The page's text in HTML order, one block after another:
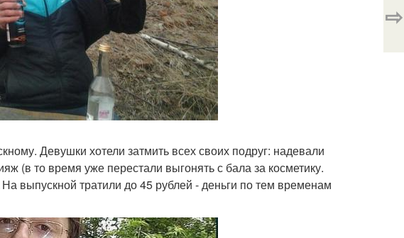
Девушки хотели затмить всех своих подруг: надевали
(в то время уже перестали выгонять с бала за косметику.
выпускной тратили до 45 рублей - деньги по тем временам
⇨